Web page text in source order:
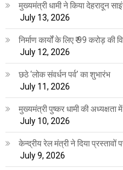
मुख्यमंत्री धामी ने किया देहरादून
July 13, 2026
निर्माण कार्यों के लिए ₹ 99 करोड़ की
July 12, 2026
छठे ‘लोक संवर्धन पर्व’ का शुभारंभ
July 11, 2026
मुख्यमंत्री पुष्कर धामी की
July 10, 2026
केन्द्रीय रेल मंत्री ने दिया
July 9, 2026